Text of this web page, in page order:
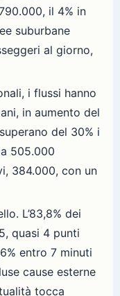
il 4% in
suburbane
al giorno,
i flussi hanno
in aumento del
del 30% i
505.000
384.000, con un
L’83,8% dei
quasi 4 punti
entro 7 minuti
cause esterne
tocca